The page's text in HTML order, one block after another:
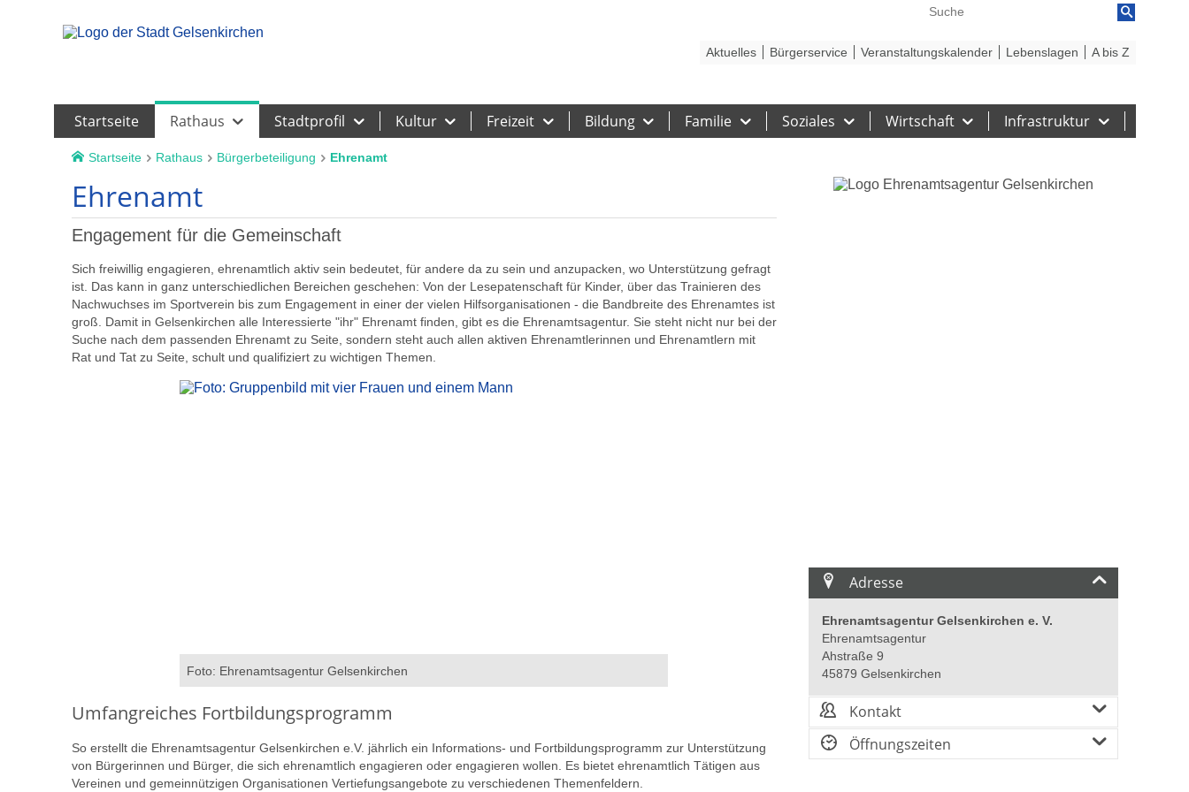
Startseite Rathaus Stadtprofil Kultur Freizeit Bildung Familie Soziales Wirtschaft Infrastruktur
Aktuelles Bürgerservice Veranstaltungskalender Lebenslagen A bis Z
Startseite Rathaus Bürgerbeteiligung Ehrenamt
Ehrenamt
Engagement für die Gemeinschaft
Sich freiwillig engagieren, ehrenamtlich aktiv sein bedeutet, für andere da zu sein und anzupacken, wo Unterstützung gefragt
ist. Das kann in ganz unterschiedlichen Bereichen geschehen: Von der Lesepatenschaft für Kinder, über das Trainieren des
Nachwuchses im Sportverein bis zum Engagement in einer der vielen Hilfsorganisationen - die Bandbreite des Ehrenamtes ist
groß. Damit in Gelsenkirchen alle Interessierte "ihr" Ehrenamt finden, gibt es die Ehrenamtsagentur. Sie steht nicht nur bei der
Suche nach dem passenden Ehrenamt zu Seite, sondern steht auch allen aktiven Ehrenamtlerinnen und Ehrenamtlern mit
Rat und Tat zu Seite, schult und qualifiziert zu wichtigen Themen.
Foto: Ehrenamtsagentur Gelsenkirchen
Umfangreiches Fortbildungsprogramm
So erstellt die Ehrenamtsagentur Gelsenkirchen e.V. jährlich ein Informations- und Fortbildungsprogramm zur Unterstützung
von Bürgerinnen und Bürger, die sich ehrenamtlich engagieren oder engagieren wollen. Es bietet ehrenamtlich Tätigen aus
Vereinen und gemeinnützigen Organisationen Vertiefungsangebote zu verschiedenen Themenfeldern.
Adresse
Ehrenamtsagentur Gelsenkirchen e. V.
Ehrenamtsagentur
Ahstraße 9
45879 Gelsenkirchen
Kontakt
Öffnungszeiten